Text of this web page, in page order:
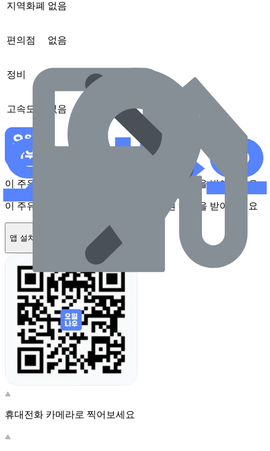
지역화폐 없음
편의점 없음
정비
고속도로 없음
이 주유소를 앱에서 확인하고 최대 1만원 혜택을 받아보세요
이 주유소를 앱에서 확인하고 최대 1만원 혜택을 받아보세요
앱 설치하기
휴대전화 카메라로 찍어보세요